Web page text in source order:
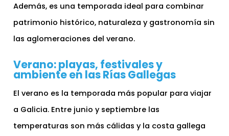
Además, es una temporada ideal para combinar
patrimonio histórico, naturaleza y gastronomía sin
las aglomeraciones del verano.
Verano: playas, festivales y
ambiente en las Rías Gallegas
El verano es la temporada más popular para viajar
a Galicia. Entre junio y septiembre las
temperaturas son más cálidas y la costa gallega